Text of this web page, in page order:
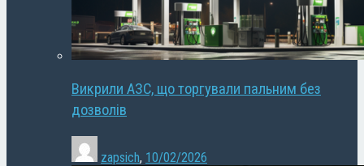
Викрили АЗС, що торгували пальним без
дозволів
zapsich, 10/02/2026